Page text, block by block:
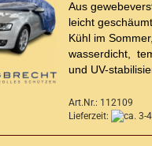
Aus
leicht
Kühl im
wasserdicht,
und UV-
Art.Nr.: 112109
Lieferzeit: